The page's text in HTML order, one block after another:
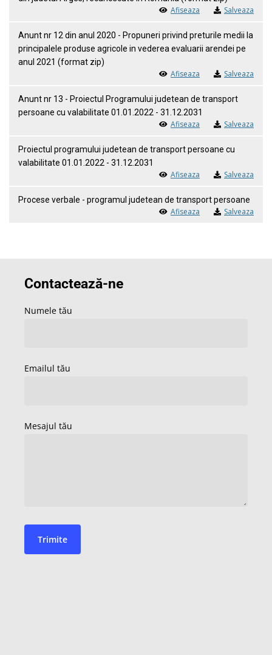
Afiseaza Salveaza
Anunt nr 12 din anul 2020 - Propuneri privind preturile medii la
principalele produse agricole in vederea evaluarii arendei pe
anul 2021 (format zip)
Afiseaza Salveaza
Anunt nr 13 - Proiectul Programului judetean de transport
persoane cu valabilitate 01.01.2022 - 31.12.2031
Afiseaza Salveaza
Proiectul programului judetean de transport persoane cu
valabilitate 01.01.2022 - 31.12.2031
Afiseaza Salveaza
Procese verbale - programul judetean de transport persoane
Afiseaza Salveaza